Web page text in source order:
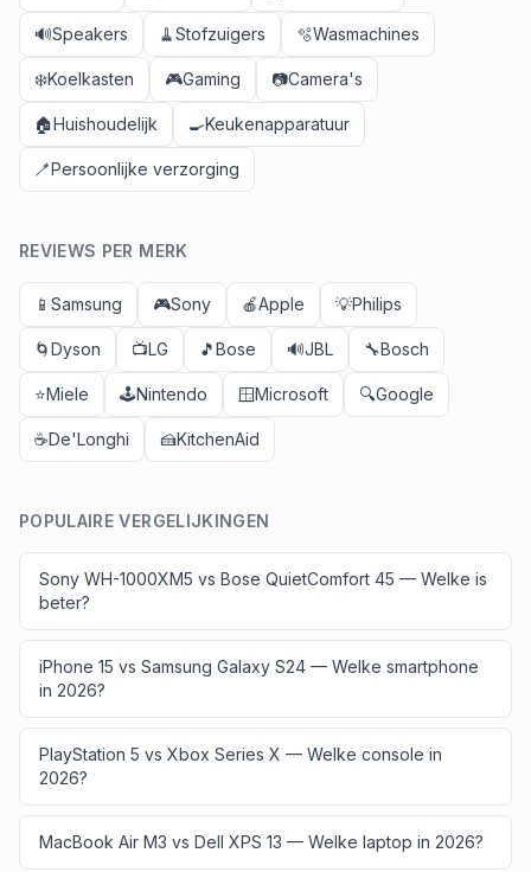
🔊Speakers 🧹Stofzuigers 🫧Wasmachines
❄️Koelkasten 🎮Gaming 📷Camera's
🏠Huishoudelijk 🍳Keukenapparatuur
🪥Persoonlijke verzorging
REVIEWS PER MERK
📱 Samsung 🎮Sony 🍎Apple 💡Philips
🌀Dyson 📺LG 🎵Bose 🔊JBL 🔧Bosch
⭐Miele 🕹️Nintendo 🪟Microsoft 🔍Google
☕De'Longhi 🍰KitchenAid
POPULAIRE VERGELIJKINGEN
Sony WH-1000XM5 vs Bose QuietComfort 45 — Welke is
beter?
iPhone 15 vs Samsung Galaxy S24 — Welke smartphone
in 2026?
PlayStation 5 vs Xbox Series X — Welke console in
2026?
MacBook Air M3 vs Dell XPS 13 — Welke laptop in 2026?